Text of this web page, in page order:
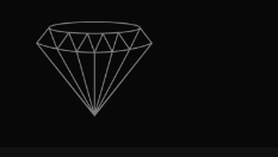
Inhalt
springen